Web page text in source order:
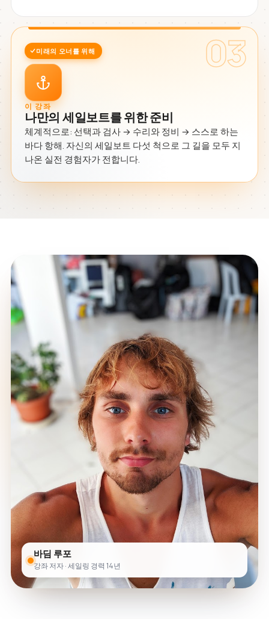
03
미래의 오너를 위해
이 강좌
나만의 세일보트를 위한 준비
체계적으로: 선택과 검사 → 수리와 정비 → 스스로 하는
바다 항해. 자신의 세일보트 다섯 척으로 그 길을 모두 지
나온 실전 경험자가 전합니다.
바딤 루포
강좌 저자 · 세일링 경력 14년